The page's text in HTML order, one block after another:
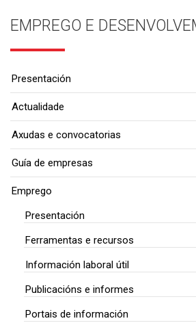
EMPREGO E
Presentación
Actualidade
Axudas e convocatorias
Guía de empresas
Emprego
Presentación
Ferramentas e recursos
Información laboral útil
Publicacións e informes
Portais de información